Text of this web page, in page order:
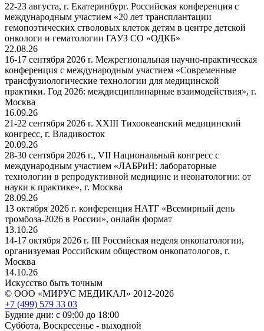
22-23 августа, г. Екатеринбург. Российская конференция с
международным участием «20 лет трансплантации
гемопоэтических стволовых клеток детям в центре детской
онкологи и гематологии ГАУЗ СО «ОДКБ»
22.08.26
16-17 сентября 2026 г. Межрегиональная научно-практическая
конференция с международным участием «Современные
трансфузиологические технологии для медицинской
практики. Год 2026: междисциплинарные взаимодействия», г.
Москва
16.09.26
21-22 сентября 2026 г. XXIII Тихоокеанский медицинский
конгресс, г. Владивосток
20.09.26
28-30 сентября 2026 г., VII Национальный конгресс с
международным участием «ЛАБРиН: лабораторные
технологии в репродуктивной медицине и неонатологии: от
науки к практике», г. Москва
28.09.26
13 октября 2026 г. конференция НАТГ «Всемирный день
тромбоза-2026 в России», онлайн формат
13.10.26
14-17 октября 2026 г. III Российская неделя онкопатологии,
организуемая Российским обществом онкопатологов, г.
Москва
14.10.26
Искусство быть точным
© ООО «МИРУС МЕДИКАЛ» 2012-2026
+7 (499) 579 33 03
Будние дни: с 09:00 до 18:00
Суббота, Воскресенье - выходной